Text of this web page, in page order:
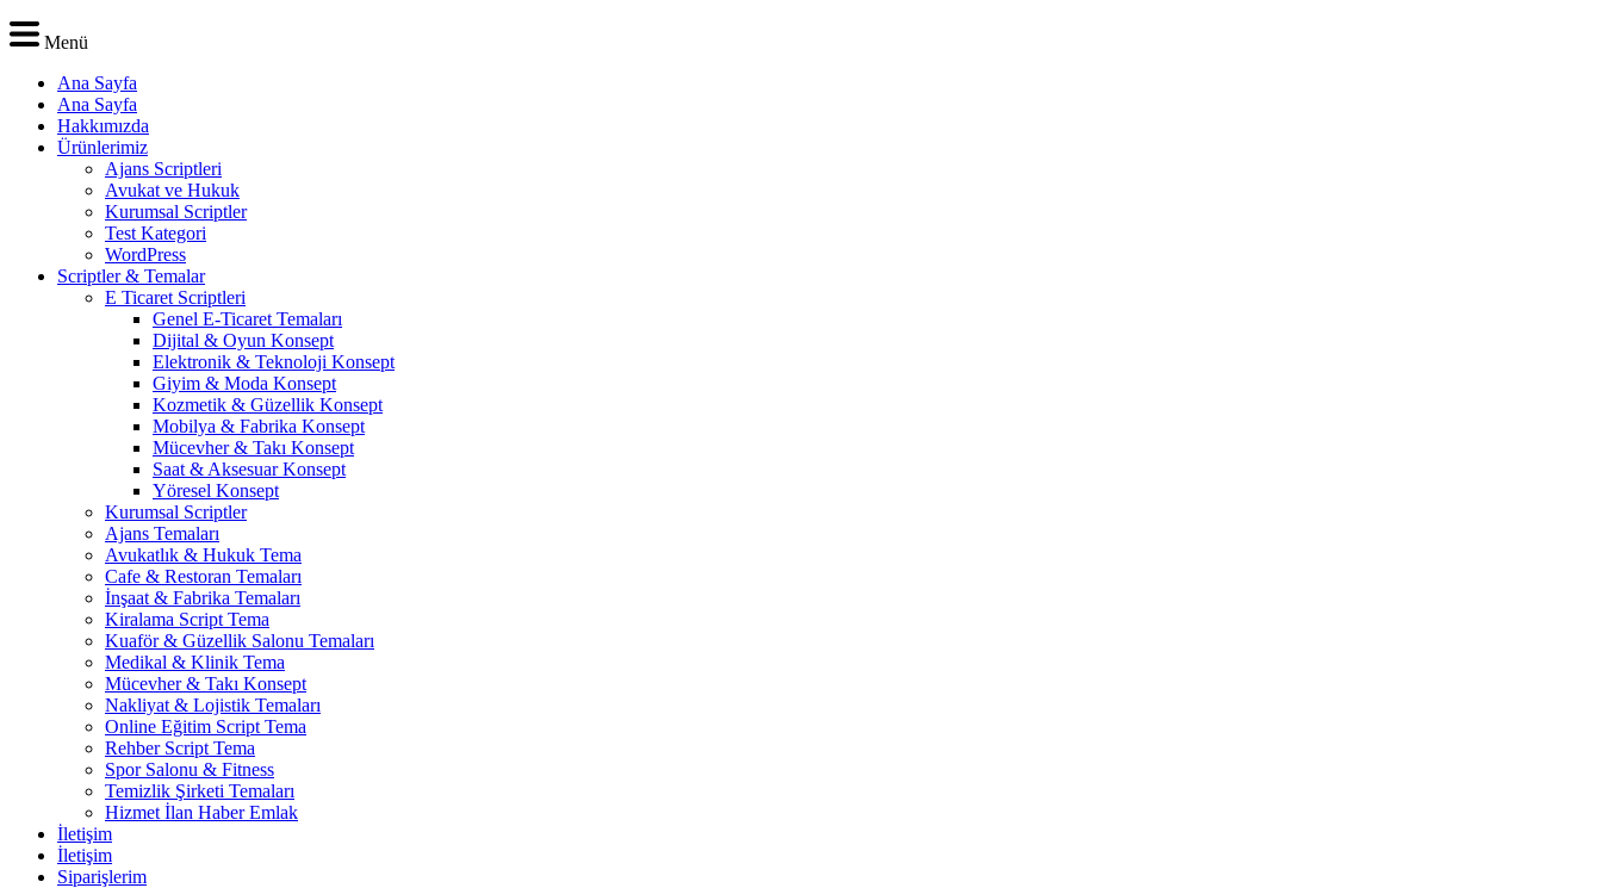
Menü
Ana Sayfa
Ana Sayfa
Hakkımızda
Ürünlerimiz
Ajans Scriptleri
Avukat ve Hukuk
Kurumsal Scriptler
Test Kategori
WordPress
Scriptler & Temalar
E Ticaret Scriptleri
Genel E-Ticaret Temaları
Dijital & Oyun Konsept
Elektronik & Teknoloji Konsept
Giyim & Moda Konsept
Kozmetik & Güzellik Konsept
Mobilya & Fabrika Konsept
Mücevher & Takı Konsept
Saat & Aksesuar Konsept
Yöresel Konsept
Kurumsal Scriptler
Ajans Temaları
Avukatlık & Hukuk Tema
Cafe & Restoran Temaları
İnşaat & Fabrika Temaları
Kiralama Script Tema
Kuaför & Güzellik Salonu Temaları
Medikal & Klinik Tema
Mücevher & Takı Konsept
Nakliyat & Lojistik Temaları
Online Eğitim Script Tema
Rehber Script Tema
Spor Salonu & Fitness
Temizlik Şirketi Temaları
Hizmet İlan Haber Emlak
İletişim
İletişim
Siparişlerim